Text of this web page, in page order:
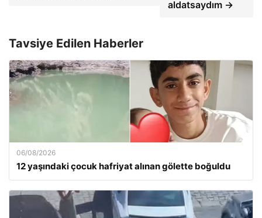
aldatsaydım →
Tavsiye Edilen Haberler
06/08/2026
12 yaşındaki çocuk hafriyat alınan gölette boğuldu